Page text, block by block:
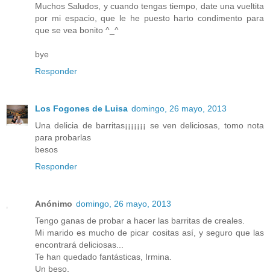
Muchos Saludos, y cuando tengas tiempo, date una vueltita
por mi espacio, que le he puesto harto condimento para
que se vea bonito ^_^
bye
Responder
Los Fogones de Luisa domingo, 26 mayo, 2013
Una delicia de barritas¡¡¡¡¡¡¡ se ven deliciosas, tomo nota
para probarlas
besos
Responder
Anónimo domingo, 26 mayo, 2013
Tengo ganas de probar a hacer las barritas de creales.
Mi marido es mucho de picar cositas así, y seguro que las
encontrará deliciosas...
Te han quedado fantásticas, Irmina.
Un beso.